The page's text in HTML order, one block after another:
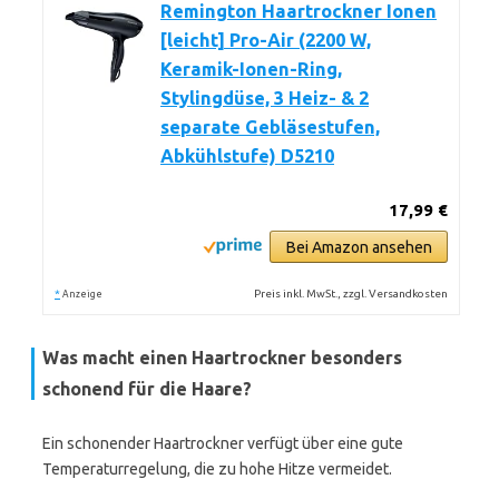
Remington Haartrockner Ionen
[leicht] Pro-Air (2200 W,
Keramik-Ionen-Ring,
Stylingdüse, 3 Heiz- & 2
separate Gebläsestufen,
Abkühlstufe) D5210
17,99 €
Bei Amazon ansehen
* Anzeige Preis inkl. MwSt., zzgl. Versandkosten
Was macht einen Haartrockner besonders
schonend für die Haare?
Ein schonender Haartrockner verfügt über eine gute
Temperaturregelung, die zu hohe Hitze vermeidet.